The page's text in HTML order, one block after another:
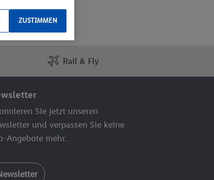
Rail & Fly
Sie jetzt unseren
und verpassen Sie keine
Angebote mehr.
ZUSTIMMEN